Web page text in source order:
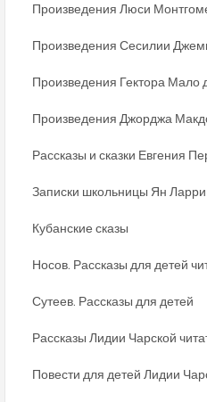
Произведения Люси
Произведения Сесилии
Произведения Гектора Мало
Произведения Джорджа
Рассказы и сказки Евгения
Записки школьницы Ян Ларри
Кубанские сказы
Носов. Рассказы для детей
Сутеев. Рассказы для детей
Рассказы Лидии Чарской
Повести для детей Лидии